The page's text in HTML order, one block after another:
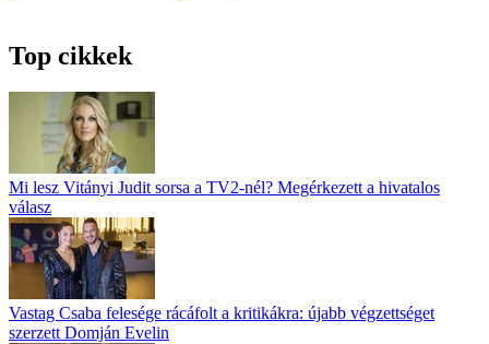
Top cikkek
Mi lesz Vitányi Judit sorsa a TV2-nél? Megérkezett a hivatalos
válasz
Vastag Csaba felesége rácáfolt a kritikákra: újabb végzettséget
szerzett Domján Evelin